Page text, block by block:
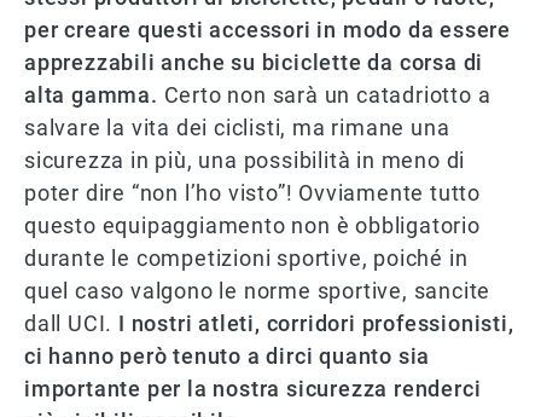
per creare questi accessori in modo da essere
apprezzabili anche su biciclette da corsa di
alta gamma. Certo non sarà un catadriotto a
salvare la vita dei ciclisti, ma rimane una
sicurezza in più, una possibilità in meno di
poter dire “non l’ho visto”! Ovviamente tutto
questo equipaggiamento non è obbligatorio
durante le competizioni sportive, poiché in
quel caso valgono le norme sportive, sancite
dall UCI. I nostri atleti, corridori professionisti,
ci hanno però tenuto a dirci quanto sia
importante per la nostra sicurezza renderci